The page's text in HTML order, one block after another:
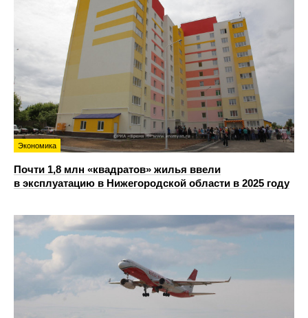
Экономика
Почти 1,8 млн «квадратов» жилья ввели
в эксплуатацию в Нижегородской области в 2025 году